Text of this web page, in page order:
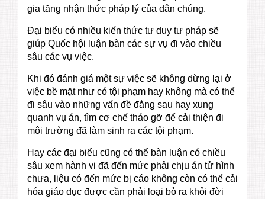
gia tăng nhận thức pháp lý của dân chúng.
Đại biểu có nhiều kiến thức tư duy tư pháp sẽ
giúp Quốc hội luận bàn các sự vụ đi vào chiều
sâu các vụ việc.
Khi đó đánh giá một sự việc sẽ không dừng lại ở
việc bề mặt như có tội phạm hay không mà có thể
đi sâu vào những vấn đề đằng sau hay xung
quanh vụ án, tìm cơ chế tháo gỡ để cải thiện đi
môi trường đã làm sinh ra các tội phạm.
Hay các đại biểu cũng có thể bàn luận có chiều
sâu xem hành vi đã đến mức phải chịu án tử hình
chưa, liệu có đến mức bị cáo không còn có thể cải
hóa giáo dục được cần phải loại bỏ ra khỏi đời